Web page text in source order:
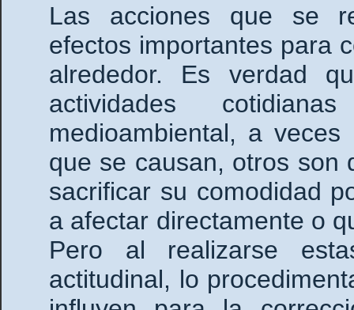
Las acciones que se
efectos importantes para
alrededor. Es verdad
actividades
medioambiental, a
que se causan, otros son
sacrificar su comodidad
a afectar directamente o
Pero al realizarse
actitudinal, lo